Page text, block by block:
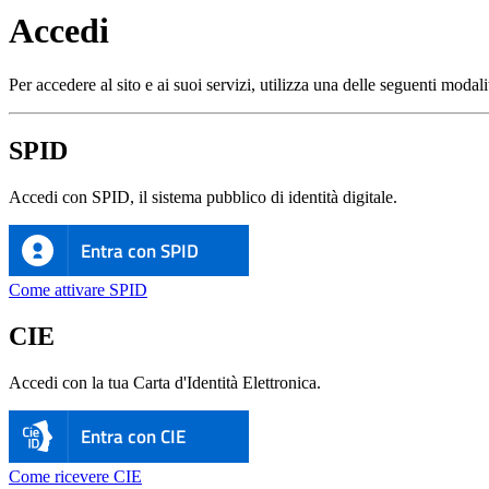
Accedi
Per accedere al sito e ai suoi servizi, utilizza una delle seguenti
SPID
Accedi con SPID, il sistema pubblico di identità digitale.
Entra con SPID
Come attivare SPID
CIE
Accedi con la tua Carta d'Identità Elettronica.
Entra con CIE
Come ricevere CIE